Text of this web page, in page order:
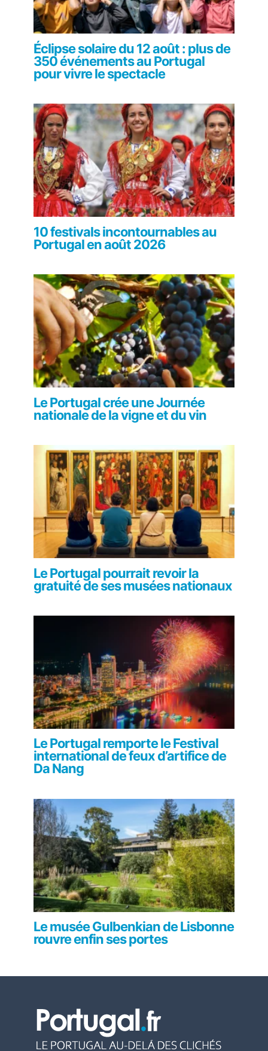
Éclipse solaire du 12 août : plus de
350 événements au Portugal
pour vivre le spectacle
10 festivals incontournables au
Portugal en août 2026
Le Portugal crée une Journée
nationale de la vigne et du vin
Le Portugal pourrait revoir la
gratuité de ses musées nationaux
Le Portugal remporte le Festival
international de feux d’artifice de
Da Nang
Le musée Gulbenkian de Lisbonne
rouvre enfin ses portes